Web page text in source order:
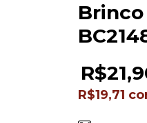
R$19,71